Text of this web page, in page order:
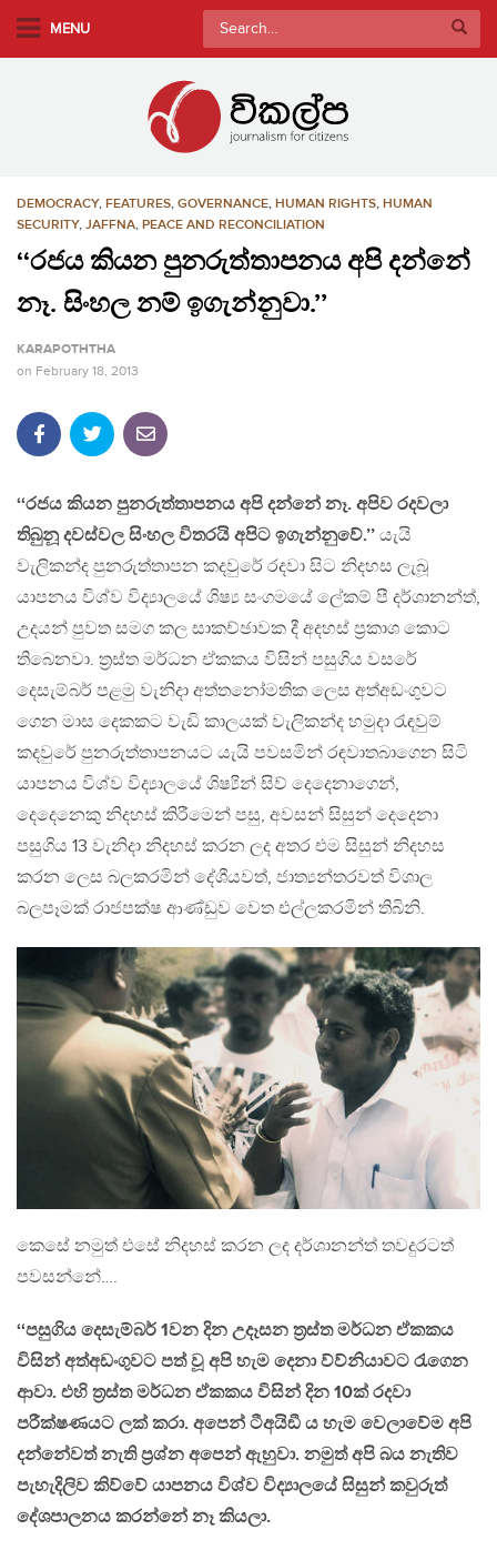
MENU
Search
for:
DEMOCRACY, FEATURES, GOVERNANCE, HUMAN RIGHTS, HUMAN
SECURITY, JAFFNA, PEACE AND RECONCILIATION
‘‘රජය කියන පුනරුත්තාපනය අපි දන්නේ
නෑ. සිංහල නම් ඉගැන්නුවා.’’
KARAPOTHTHA
on February 18, 2013
‘‘රජය කියන පුනරුත්තාපනය අපි දන්නේ නෑ. අපිව රදවලා
තිබුනූ දවස්වල සිංහල විතරයි අපිට ඉගැන්නුවේ.’’ යැයි
වැලිකන්ද පුනරුත්තාපන කදවුරේ රදවා සිට නිදහස ලැබූ
යාපනය විශ්ව විද්‍යාලයේ ශිෂ්‍ය සංගමයේ ලේකම් පී දර්ශානන්ත්,
උදයන් පුවත සමග කල සාකච්ඡාවක දී අදහස් ප්‍රකාශ කොට
තිබෙනවා. ත්‍රස්ත මර්ධන ඒකකය විසින් පසුගිය වසරේ
දෙසැම්බර් පළමු වැනිදා අත්තනෝමතික ලෙස අත්අඩංගුවට
ගෙන මාස දෙකකට වැඩි කාලයක් වැලිකන්ද හමුදා රැඳවුම්
කදවුරේ පුනරුත්තාපනයට යැයි පවසමින් රඳවාතබාගෙන සිටි
යාපනය විශ්ව විද්‍යාලයේ ශිෂ්‍යින් සිව් දෙදෙනාගෙන්,
දෙදෙනෙකු නිදහස් කිරීමෙන් පසු, අවසන් සිසුන් දෙදෙනා
පසුගිය 13 වැනිදා නිදහස් කරන ලද අතර එම සිසුන් නිදහස
කරන ලෙස බලකරමින් දේශීයවත්, ජාත්‍යන්තරවත් විශාල
බලපෑමක් රාජපක්ෂ ආණ්ඩුව වෙත එල්ලකරමින් තිබිනි.
කෙසේ නමුත් එසේ නිදහස් කරන ලද දර්ශානන්ත් තවදුරටත්
පවසන්නේ….
‘‘පසුගිය දෙසැම්බර් 1වන දින උදෑසන ත‍්‍රස්ත මර්ධන ඒකකය
විසින් අත්අඩංගුවට පත් වූ අපි හැම දෙනා ව්ව්නියාවට රැගෙන
ආවා. එහි ත‍්‍රස්ත මර්ධන ඒකකය විසින් දින 10ක් රදවා
පරීක්ෂණයට ලක් කරා. අපෙන් ටීඅයිඞී ය හැම වෙලාවේම අපි
දන්නේවත් නැති ප‍්‍රශ්න අපෙන් ඇහුවා. නමුත් අපි බය නැතිව
පැහැදිලිව කිව්වේ යාපනය විශ්ව විද්‍යාලයේ සිසුන් කවුරුත්
දේශපාලනය කරන්නේ නෑ කියලා.